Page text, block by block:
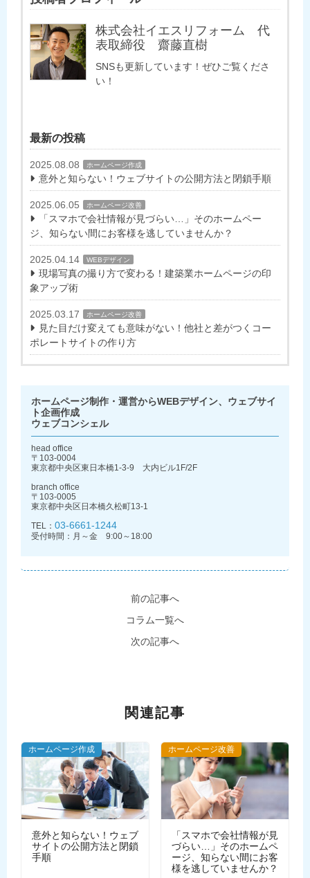
株式会社イエスリフォーム 代
表取締役 齋藤直樹
SNSも更新しています！ぜひご覧くださ
い！
最新の投稿
2025.08.08 ホームページ作成
意外と知らない！ウェブサイトの公開方法と閉鎖手順
2025.06.05 ホームページ改善
「スマホで会社情報が見づらい…」そのホームペー
ジ、知らない間にお客様を逃していませんか？
2025.04.14 WEBデザイン
現場写真の撮り方で変わる！建築業ホームページの印
象アップ術
2025.03.17 ホームページ改善
見た目だけ変えても意味がない！他社と差がつくコー
ポレートサイトの作り方
ホームページ制作・運営からWEBデザイン、ウェブサイ
ト企画作成
ウェブコンシェル
head office
〒103-0004
東京都中央区東日本橋1-3-9 大内ビル1F/2F
branch office
〒103-0005
東京都中央区日本橋久松町13-1
TEL： 03-6661-1244
受付時間：月～金 9:00～18:00
前の記事へ
コラム一覧へ
次の記事へ
関連記事
ホームページ作成
意外と知らない！ウェブ
サイトの公開方法と閉鎖
手順
ホームページ改善
「スマホで会社情報が見
づらい…」そのホームペ
ージ、知らない間にお客
様を逃していませんか？